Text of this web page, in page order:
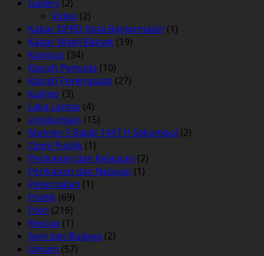
Gallery (2)
Video (2)
Kabar DPRD Kota Banjarmasin (1)
Kabar Wakil Rakyat (19)
Kampus (34)
Kiprah Pemuda (10)
Kiprah Perempuan (27)
Kuliner (3)
Laka Lantas (4)
Lingkungan (15)
Momen 5 Rajab 1447 H Sekumpul (2)
Opini Publik (1)
Perikanan dan Kelautan (2)
Perikanan dan Nelayan (1)
Peternakan (1)
Politik (69)
Polri (216)
Rescue (1)
Seni dan Budaya (2)
Umum (57)